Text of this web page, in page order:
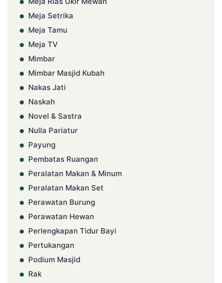
Meja Setrika
Meja Tamu
Meja TV
Mimbar
Mimbar Masjid Kubah
Nakas Jati
Naskah
Novel & Sastra
Nulla Pariatur
Payung
Pembatas Ruangan
Peralatan Makan & Minum
Peralatan Makan Set
Perawatan Burung
Perawatan Hewan
Perlengkapan Tidur Bayi
Pertukangan
Podium Masjid
Rak